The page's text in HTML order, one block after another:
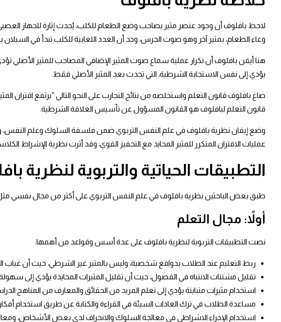
لاحظ بافلوف أن وجود عنصر مثير يصاحب وضع الطعام للكلب، يُحدث إثارة للجهاز
وعاء الطعام، بمثير آخر وهو صوت الجرس، وجد أن الغدد اللعابية للكلب تبدأ في
هنا أيقن بافلوف أن تكرار عملية سماع صوت المثير الإضافي المصاحب للمثير الأصلي
يؤدي إلى نفس الاستجابة الشرطية، التي تحدث بعد المثير الأصلي فقط.
صاغ بافلوف قانون التعلم واستخلصه من نتائج التجارب على النحو التالي “يرتفع اقتران
قانون التعلم لبافلوف هو القانون المسؤول عن تأسيس العلاقة الشرطية.
وضع إيفان نظرية بافلوف في علم النفس التربوي ضمن فلسفة السلوك وعلم النفس،
عمليات الاقتران المتكرر للمثير المحايد مع التحفيز القوي، وقد أثرت نظرية
التطبيقات الحياتية والتربوية لنظرية
طبق بعض الباحثين نظرية بافلوف في علم النفس التربوي على أكثر من مجال نفسي
أولاً: مجال التعلم
نصت التطبيقات التربوية لنظرية بافلوف على عدة أسس وقواعد من أهمها:
ربط التعليم عند الطلاب بدوافع شخصية، وليس بالمثير غير الشرطي، حيث أن غياب
تقليل مشتتات الانتباه في الفصول، حيث أن تقليل المثيرات المحايدة يؤدي إلى
استخدام مثيرات متباينة يؤدي إلى تعلم المزيد من الحقائق والمعارف من المناهج
مساعدة الطلاب في ترك العادات السيئة في القراءة والكتابة عن طريق استخدام
استخدام الإجراء الاشراطي في معالجة السلوك والانحراف لدى بعض الأشخاص،